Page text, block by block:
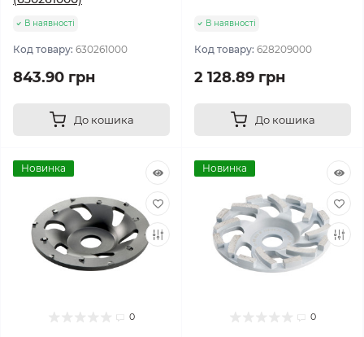
В наявності
Код товару: 630261000
843.90 грн
До кошика
В наявності
Код товару: 628209000
2 128.89 грн
До кошика
Новинка
0
Новинка
0